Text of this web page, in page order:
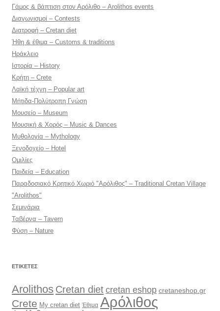
Γάμος & βάπτιση στον Αρόλιθο – Arolithos events
Διαγωνισμοί – Contests
Διατροφή – Cretan diet
Ήθη & έθιμα – Customs & traditions
Ηράκλειο
Ιστορία – History
Κρήτη – Crete
Λαϊκή τέχνη – Popular art
Μήτιδα-Πολύτροπη Γνώση
Μουσείο – Museum
Μουσική & Χορός – Music & Dances
Μυθολογία – Mythology
Ξενοδοχείο – Hotel
Ομιλίες
Παιδεία – Education
Παραδοσιακό Κρητικό Χωριό "Αρόλιθος" – Traditional Cretan Village
"Arolithos"
Σεμινάρια
Ταβέρνα – Tavern
Φύση – Nature
ΕΤΙΚΈΤΕΣ
Arolithos Cretan dietcretan eshop cretaneshop.gr
Crete My cretan diet Έθιμα Αρόλιθος